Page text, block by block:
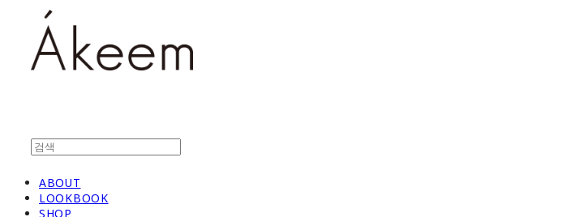
ABOUT
LOOKBOOK
SHOP